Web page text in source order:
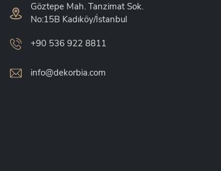
Göztepe Mah. Tanzimat Sok.
No:15B Kadıköy/İstanbul
+90 536 922 8811
info@dekorbia.com